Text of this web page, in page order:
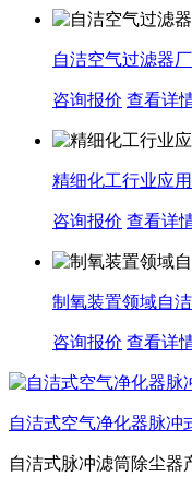
自洁空气过滤器
咨询报价 查看详
精细化工行业应
咨询报价 查看详
制氧装置领域自
咨询报价 查看详
自洁式空气净化器脉冲
自洁式脉冲滤筒除尘器